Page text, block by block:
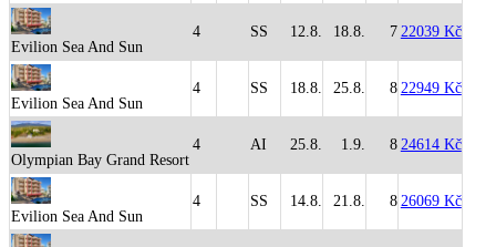
Evilion Sea And Sun
4 SS 12.8. 18.8. 7 22039 Kč
Evilion Sea And Sun
4 SS 18.8. 25.8. 8 22949 Kč
Olympian Bay Grand Resort
4 AI 25.8. 1.9. 8 24614 Kč
Evilion Sea And Sun
4 SS 14.8. 21.8. 8 26069 Kč